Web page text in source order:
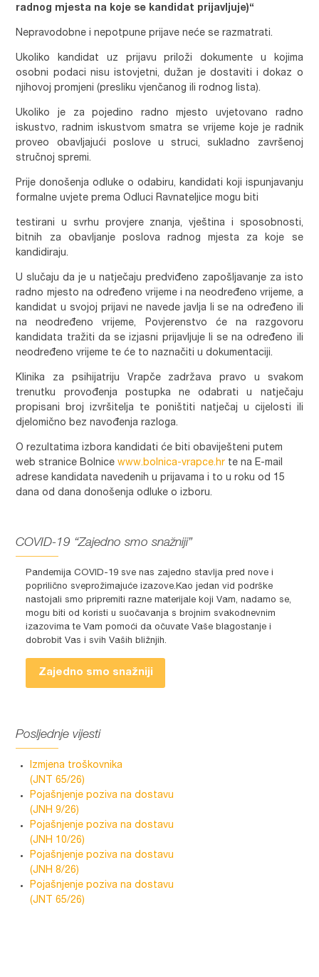
radnog mjesta na koje se kandidat prijavljuje)“
Nepravodobne i nepotpune prijave neće se razmatrati.
Ukoliko kandidat uz prijavu priloži dokumente u kojima
osobni podaci nisu istovjetni, dužan je dostaviti i dokaz o
njihovoj promjeni (presliku vjenčanog ili rodnog lista).
Ukoliko je za pojedino radno mjesto uvjetovano radno
iskustvo, radnim iskustvom smatra se vrijeme koje je radnik
proveo obavljajući poslove u struci, sukladno završenoj
stručnoj spremi.
Prije donošenja odluke o odabiru, kandidati koji ispunjavanju
formalne uvjete prema Odluci Ravnateljice mogu biti
testirani u svrhu provjere znanja, vještina i sposobnosti,
bitnih za obavljanje poslova radnog mjesta za koje se
kandidiraju.
U slučaju da je u natječaju predviđeno zapošljavanje za isto
radno mjesto na određeno vrijeme i na neodređeno vrijeme, a
kandidat u svojoj prijavi ne navede javlja li se na određeno ili
na neodređeno vrijeme, Povjerenstvo će na razgovoru
kandidata tražiti da se izjasni prijavljuje li se na određeno ili
neodređeno vrijeme te će to naznačiti u dokumentaciji.
Klinika za psihijatriju Vrapče zadržava pravo u svakom
trenutku provođenja postupka ne odabrati u natječaju
propisani broj izvršitelja te poništiti natječaj u cijelosti ili
djelomično bez navođenja razloga.
O rezultatima izbora kandidati će biti obaviješteni putem
web stranice Bolnicewww.bolnica-vrapce.hr te na E-mail
adrese kandidata navedenih u prijavama i to u roku od 15
dana od dana donošenja odluke o izboru.
COVID-19 “Zajedno smo snažniji”
Pandemija COVID-19 sve nas zajedno stavlja pred nove i
poprilično sveprožimajuće izazove.Kao jedan vid podrške
nastojali smo pripremiti razne materijale koji Vam, nadamo se,
mogu biti od koristi u suočavanja s brojnim svakodnevnim
izazovima te Vam pomoći da očuvate Vaše blagostanje i
dobrobit Vas i svih Vaših bližnjih.
Zajedno smo snažniji
Posljednje vijesti
Izmjena troškovnika
(JNT 65/26)
Pojašnjenje poziva na dostavu
(JNH 9/26)
Pojašnjenje poziva na dostavu
(JNH 10/26)
Pojašnjenje poziva na dostavu
(JNH 8/26)
Pojašnjenje poziva na dostavu
(JNT 65/26)